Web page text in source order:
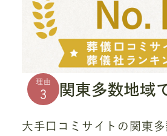
理由
3 関東多数地域
大手口コミサイトの関東多